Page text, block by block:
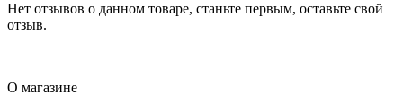
Нет отзывов о данном товаре, станьте первым, оставьте свой
отзыв.
О магазине